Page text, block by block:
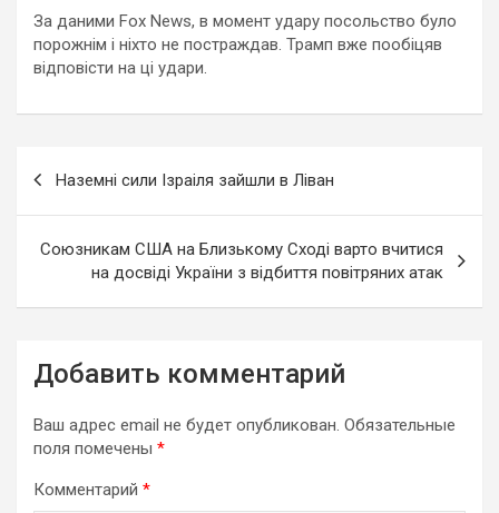
За даними Fox News, в момент удару посольство було
порожнім і ніхто не постраждав. Трамп вже пообіцяв
відповісти на ці удари.
Наземні сили Ізраіля зайшли в Ліван
Союзникам США на Близькому Сході варто вчитися
на досвіді України з відбиття повітряних атак
Добавить комментарий
Ваш адрес email не будет опубликован. Обязательные
поля помечены *
Комментарий *